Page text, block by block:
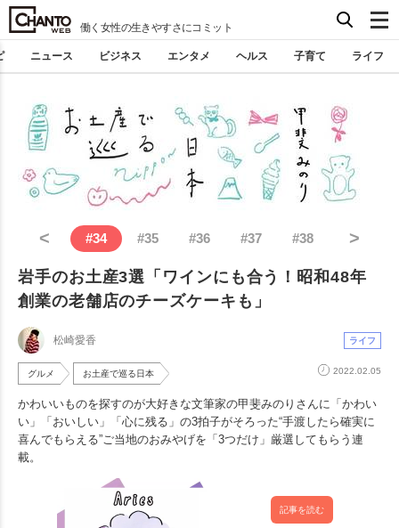
働く女性の生きやすさにコミット
ニュース ビジネス エンタメ ヘルス 子育て ライフ
< #34 #35 #36 #37 #38 >
岩手のお土産3選「ワインにも合う！昭和48年
創業の老舗店のチーズケーキも」
松崎愛香 ライフ
グルメ お土産で巡る日本 2022.02.05
かわいいものを探すのが大好きな文筆家の甲斐みのりさんに「かわい
い」「おいしい」「心に残る」の3拍子がそろった“手渡したら確実に
喜んでもらえる”ご当地のおみやげを「3つだけ」厳選してもらう連
載。
記事を読む